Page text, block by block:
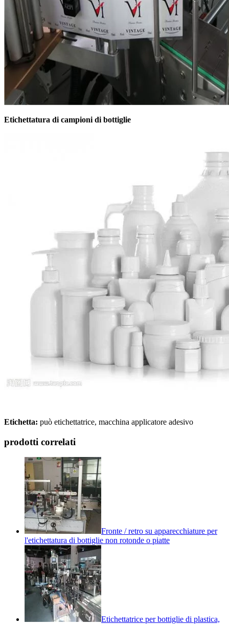
Etichettatura di campioni di bottiglie
Etichetta: può etichettatrice, macchina applicatore adesivo
prodotti correlati
Fronte / retro su apparecchiature per
l'etichettatura di bottiglie non rotonde o piatte
Etichettatrice per bottiglie di plastica,